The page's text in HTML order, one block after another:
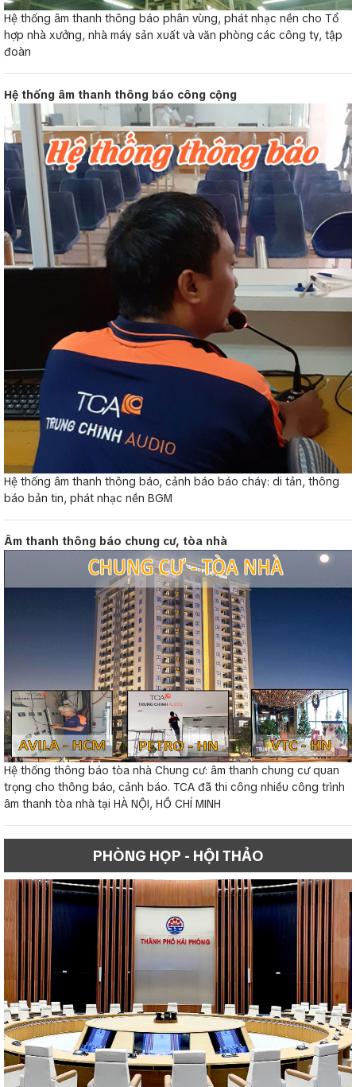
Hệ thống âm thanh thông báo phân vùng, phát nhạc nền cho Tổ
hợp nhà xưởng, nhà máy sản xuất và văn phòng các công ty, tập
đoàn
Hệ thống âm thanh thông báo công cộng
Hệ thống âm thanh thông báo, cảnh báo báo cháy: di tản, thông
báo bản tin, phát nhạc nền BGM
Âm thanh thông báo chung cư, tòa nhà
Hệ thống thông báo tòa nhà Chung cư: âm thanh chung cư quan
trọng cho thông báo, cảnh báo. TCA đã thi công nhiều công trình
âm thanh tòa nhà tại HÀ NỘI, HỒ CHÍ MINH
PHÒNG HỌP - HỘI THẢO